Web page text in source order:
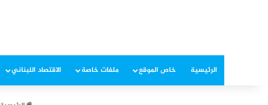
الرئيسية خاص الموقع ملفات خاصة الاقتصاد اللبناني